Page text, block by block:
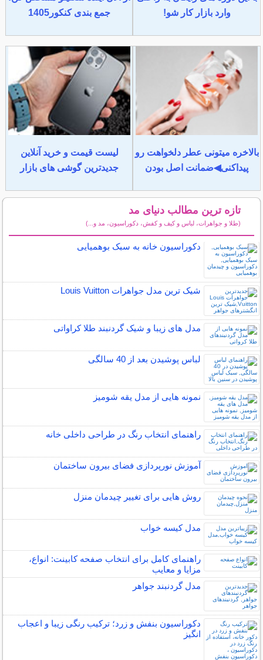
وارد بازار کار شو!
جمع بندی کنکور1405
بالاخره میتونی عطر دلخواهت رو
پیداکنی◀ضمانت اصل بودن
لیست قیمت و خرید آنلاین
جدیدترین گوشی های بازار
تازه ترین مطالب دنیای مد
(طلا و جواهرات، لباس و کیف و کفش، دکوراسیون، مد و...)
دکوراسیون خانه به سبک بوهمیایی
شیک ترین مدل جواهرات Louis Vuitton
مدل های زیبا و شیک گردنبند طلا کراواتی
لباس پوشیدن بعد از 40 سالگی
نمونه هایی از مدل یقه شومیز
راهنمای انتخاب رنگ در طراحی داخلی خانه
آموزش نورپردازی فضای بیرون ساختمان
روش هایی برای تغییر چیدمان منزل
مدل کیسه خواب
راهنمای کامل برای انتخاب صفحه کابینت: انواع،
مزایا و معایب
مدل گردنبند جواهر
دکوراسیون بنفش و زرد؛ ترکیب رنگی زیبا و اعجاب
انگیز